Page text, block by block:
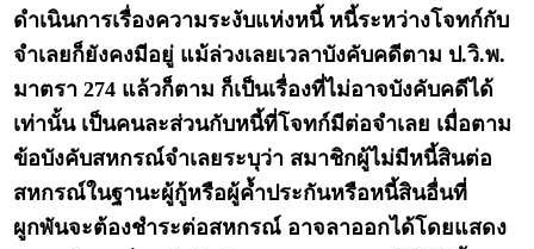
ดำเนินการเรื่องความระงับแห่งหนี้ หนี้ระหว่างโจทก์กับ
จำเลยก็ยังคงมีอยู่ แม้ล่วงเลยเวลาบังคับคดีตาม ป.วิ.พ.
มาตรา 274 แล้วก็ตาม ก็เป็นเรื่องที่ไม่อาจบังคับคดีได้
เท่านั้น เป็นคนละส่วนกับหนี้ที่โจทก์มีต่อจำเลย เมื่อตาม
ข้อบังคับสหกรณ์จำเลยระบุว่า สมาชิกผู้ไม่มีหนี้สินต่อ
สหกรณ์ในฐานะผู้กู้หรือผู้ค้ำประกันหรือหนี้สินอื่นที่
ผูกพันจะต้องชำระต่อสหกรณ์ อาจลาออกได้โดยแสดง